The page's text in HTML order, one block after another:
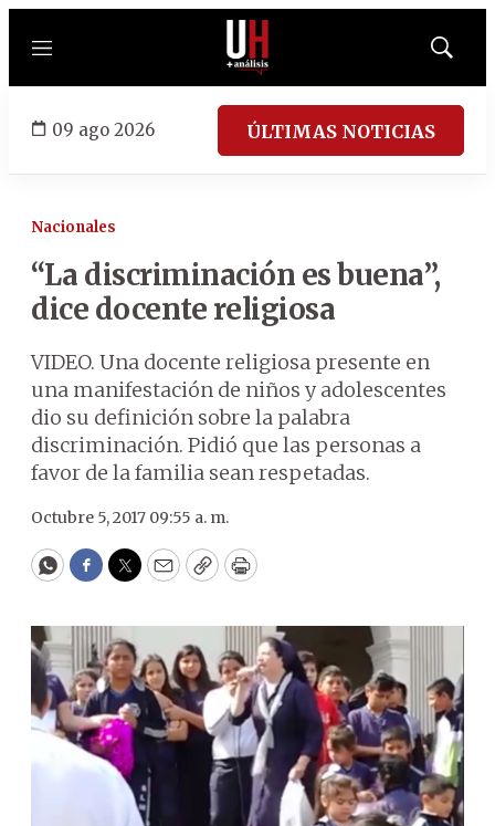
Menú
Mostrar
09 ago 2026 ÚLTIMAS NOTICIAS
Nacionales
“La discriminación es buena”,
dice docente religiosa
VIDEO. Una docente religiosa presente en
una manifestación de niños y adolescentes
dio su definición sobre la palabra
discriminación. Pidió que las personas a
favor de la familia sean respetadas.
Octubre 5, 2017 09:55 a. m.
WhatsApp
Facebook
Twitter
EmailCopyPrint